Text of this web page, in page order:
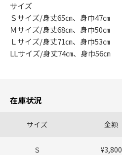
サイズ
Ｓサイズ/身丈65㎝、身巾47㎝
Ｍサイズ/身丈68㎝、身巾50㎝
Ｌサイズ/身丈71㎝、身巾53㎝
LLサイズ/身丈74㎝、身巾56㎝
在庫状況
サイズ 金額
Ｓ ¥3,800